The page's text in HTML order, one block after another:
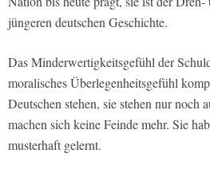
jüngeren deutschen Geschichte.
Das Minderwertigkeitsgefühl der
moralisches Überlegenheitsgefühl
Deutschen stehen, sie stehen nur noch
machen sich keine Feinde mehr. Sie
musterhaft gelernt.